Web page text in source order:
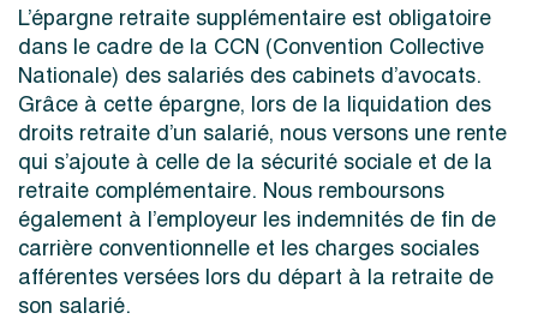
L’épargne retraite supplémentaire est obligatoire
dans le cadre de la CCN (Convention Collective
Nationale) des salariés des cabinets d’avocats.
Grâce à cette épargne, lors de la liquidation des
droits retraite d’un salarié, nous versons une rente
qui s’ajoute à celle de la sécurité sociale et de la
retraite complémentaire. Nous remboursons
également à l’employeur les indemnités de fin de
carrière conventionnelle et les charges sociales
afférentes versées lors du départ à la retraite de
son salarié.